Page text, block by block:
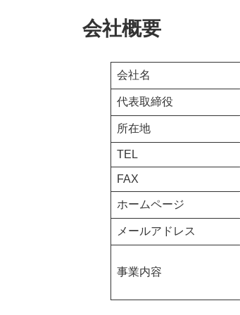
会社概要
会社名
代表取締役
所在地
TEL
FAX
ホームページ
メールアドレス
事業内容